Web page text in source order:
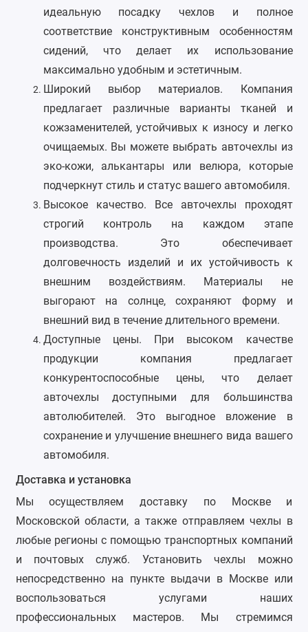
Nissan
Omoda
Opel
Peugeot
Renault
Seat
Skoda
Smart
SsangYong
Subaru
Tank
Tesla
Volkswagen
Xcite
идеальную посадку чехлов и полное
соответствие конструктивным особенностям
сидений, что делает их использование
максимально удобным и эстетичным.
Широкий выбор материалов. Компания
предлагает различные варианты тканей и
кожзаменителей, устойчивых к износу и легко
очищаемых. Вы можете выбрать авточехлы из
эко-кожи, алькантары или велюра, которые
подчеркнут стиль и статус вашего автомобиля.
Высокое качество. Все авточехлы проходят
строгий контроль на каждом этапе
производства. Это обеспечивает
долговечность изделий и их устойчивость к
внешним воздействиям. Материалы не
выгорают на солнце, сохраняют форму и
внешний вид в течение длительного времени.
Доступные цены. При высоком качестве
продукции компания предлагает
конкурентоспособные цены, что делает
авточехлы доступными для большинства
автолюбителей. Это выгодное вложение в
сохранение и улучшение внешнего вида вашего
автомобиля.
Доставка и установка
Мы осуществляем доставку по Москве и
Московской области, а также отправляем чехлы в
любые регионы с помощью транспортных компаний
и почтовых служб. Установить чехлы можно
непосредственно на пункте выдачи в Москве или
воспользоваться услугами наших
профессиональных мастеров. Мы стремимся